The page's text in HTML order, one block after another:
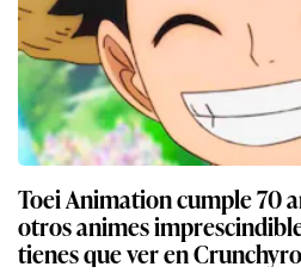
Toei Animation cumple 70
otros animes
tienes que ver en